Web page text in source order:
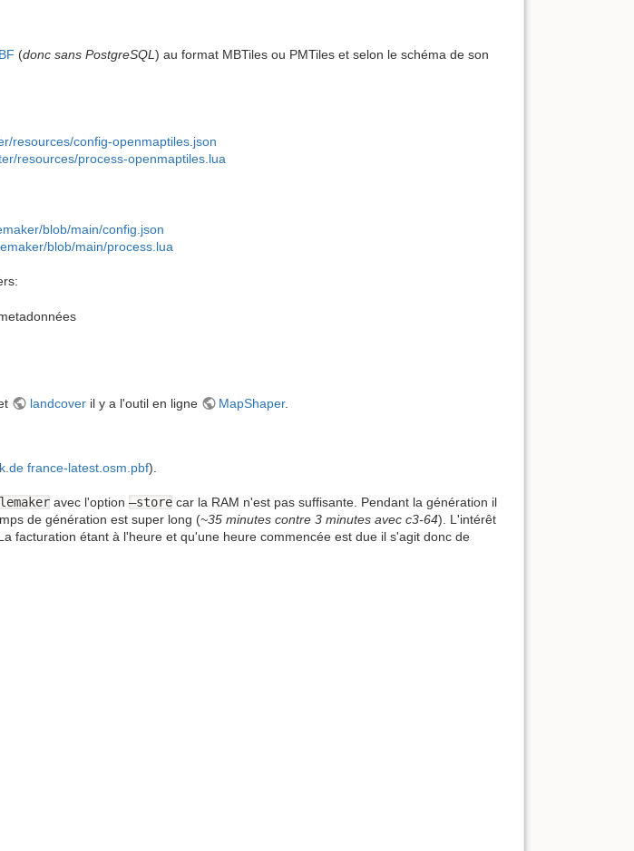
(donc sans PostgreSQL) au format MBTiles ou PMTiles et selon le schéma de son
resources/config-openmaptiles.json
resources/process-openmaptiles.lua
blob/main/config.json
blob/main/process.lua
landcoveril y a l'outil en ligne MapShaper.
france-latest.osm.pbf).
avec l'option –store car la RAM n'est pas suffisante. Pendant la génération il
de génération est super long (~35 minutes contre 3 minutes avec c3-64). L'intérêt
facturation étant à l'heure et qu'une heure commencée est due il s'agit donc de